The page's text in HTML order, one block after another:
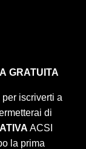
GRATUITA
per iscriverti a
di
ACSI
la prima